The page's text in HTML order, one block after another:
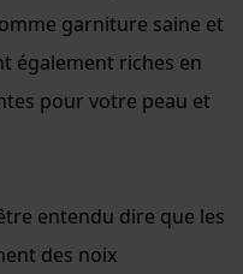
garniture saine et
également riches en
pour votre peau et
entendu dire que les
des noix